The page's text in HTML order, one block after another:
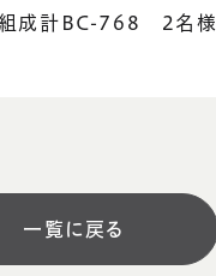
成計BC-768 2名様
一覧に戻る